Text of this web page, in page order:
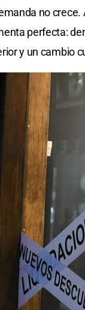
no crece.
perfecta:
y un cambio